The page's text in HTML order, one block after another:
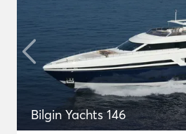
Bilgin Yachts 146